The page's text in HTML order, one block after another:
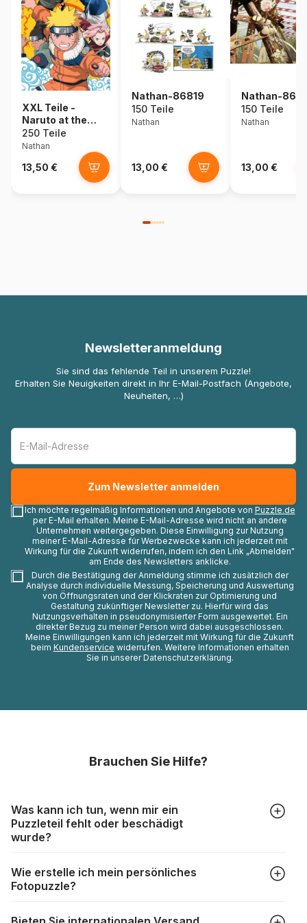
XXL Teile -
Naruto at the
Ninja Academy
250 Teile
Nathan
13,50 €
Nathan-86819
150 Teile
Nathan
13,00 €
Nathan-
150 Teile
Nathan
13,00 €
Newsletteranmeldung
Sie sind das fehlende Teil in unserem Puzzle!
Erhalten Sie Neuigkeiten direkt in Ihr E-Mail-Postfach (Angebote,
Neuheiten, …)
Ich möchte regelmäßig Informationen und Angebote von Puzzle.de
per E-Mail erhalten. Meine E-Mail-Adresse wird nicht an andere
Unternehmen weitergegeben. Diese Einwilligung zur Nutzung
meiner E-Mail-Adresse für Werbezwecke kann ich jederzeit mit
Wirkung für die Zukunft widerrufen, indem ich den Link „Abmelden"
am Ende des Newsletters anklicke.
Durch die Bestätigung der Anmeldung stimme ich zusätzlich der
Analyse durch individuelle Messung, Speicherung und Auswertung
von Öffnungsraten und der Klickraten zur Optimierung und
Gestaltung zukünftiger Newsletter zu. Hierfür wird das
Nutzungsverhalten in pseudonymisierter Form ausgewertet. Ein
direkter Bezug zu meiner Person wird dabei ausgeschlossen.
Meine Einwilligungen kann ich jederzeit mit Wirkung für die Zukunft
beim Kundenservice widerrufen. Weitere Informationen erhalten
Sie in unserer Datenschutzerklärung.
Brauchen Sie Hilfe?
Was kann ich tun, wenn mir ein
Puzzleteil fehlt oder beschädigt
wurde?
aber trotzdem kann es vorkommen, dass Teile beschädigt
werden oder verloren gehen. Mit solchen Fällen gehen
https://www.puzzle.de/puzzleteile-fehlen.html
Wie erstelle ich mein persönliches
Fotopuzzle?